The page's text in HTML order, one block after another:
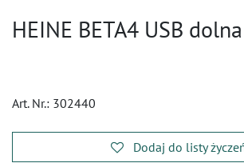
HEINE BETA4 USB
Art. Nr.: 302440
Dodaj do listy